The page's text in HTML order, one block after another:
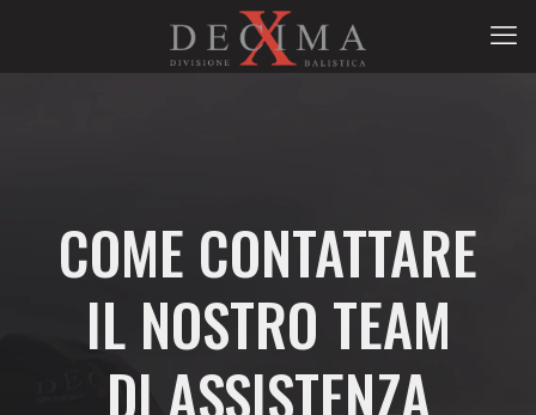
COME CONTATTARE
IL NOSTRO TEAM
DI ASSISTENZA